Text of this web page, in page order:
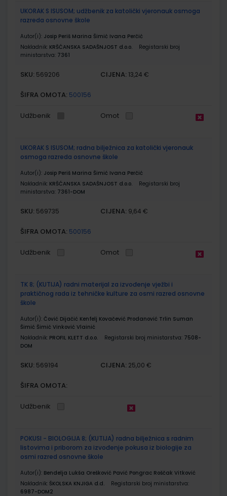
UKORAK S ISUSOM; udžbenik za katolički vjeronauk osmoga
razreda osnovne škole
Autor(i): Josip Periš Marina Šimić Ivana Perčić
Nakladnik: KRŠĆANSKA SADAŠNJOST d.o.o.
Registarski broj
ministarstva: 7361
SKU: 569206 CIJENA: 13,24 €
ŠIFRA OMOTA: 500156
Udžbenik Omot
UKORAK S ISUSOM; radna bilježnica za katolički vjeronauk
osmoga razreda osnovne škole
Autor(i): Josip Periš Marina Šimić Ivana Perčić
Nakladnik: KRŠĆANSKA SADAŠNJOST d.o.o.
Registarski broj
ministarstva: 7361-DOM
SKU: 569735 CIJENA: 9,64 €
ŠIFRA OMOTA: 500156
Udžbenik Omot
TK 8; (KUTIJA) radni materijal za izvođenje vježbi i
praktičnog rada iz tehničke kulture za osmi razred osnovne
škole
Autor(i): Čović Dijačić Kenfelj Kovačević Prodanović Trlin Suman
Šimić Šimić Vinković Vlainić
Nakladnik: PROFIL KLETT d.o.o. Registarski broj ministarstva: 7508-
DOM
SKU: 569194 CIJENA: 25,00 €
ŠIFRA OMOTA:
Udžbenik
POKUSI - BIOLOGIJA 8; (KUTIJA) radna bilježnica s radnim
listovima i priborom za izvođenje pokusa iz biologije za
osmi razred osnovne škole
Autor(i): Bendelja Lukša Orešković Pavić Pongrac Roščak Vitković
Nakladnik: ŠKOLSKA KNJIGA d.d.
Registarski broj ministarstva:
6987-DOM2